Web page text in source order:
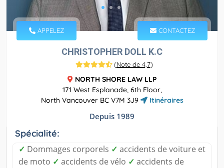
APPELEZ CONTACTEZ
CHRISTOPHER DOLL K.C
(Note de 4,7)
NORTH SHORE LAW LLP
171 West Esplanade, 6th Floor,
North Vancouver BC V7M 3J9
Itinéraires
Depuis 1989
Spécialité:
✓ Dommages corporels ✓ accidents de voiture et
de moto ✓ accidents de vélo ✓ accidents de